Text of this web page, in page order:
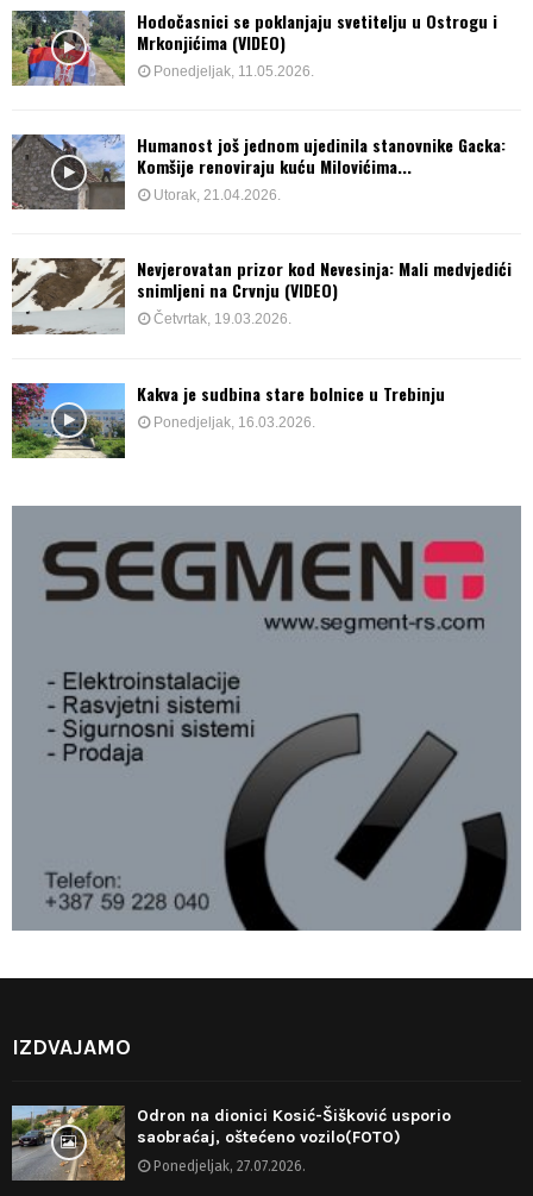
Hodočasnici se poklanjaju svetitelju u Ostrogu i
Mrkonjićima (VIDEO)
Ponedjeljak, 11.05.2026.
Humanost još jednom ujedinila stanovnike Gacka:
Komšije renoviraju kuću Milovićima...
Utorak, 21.04.2026.
Nevjerovatan prizor kod Nevesinja: Mali medvjedići
snimljeni na Crvnju (VIDEO)
Četvrtak, 19.03.2026.
Kakva je sudbina stare bolnice u Trebinju
Ponedjeljak, 16.03.2026.
IZDVAJAMO
Odron na dionici Kosić-Šišković usporio
saobraćaj, oštećeno vozilo(FOTO)
Ponedjeljak, 27.07.2026.